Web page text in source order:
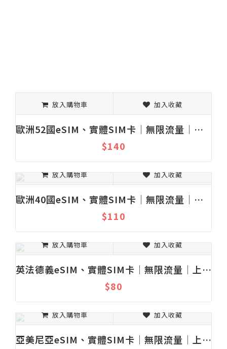
放入購物車 加入收藏
歐洲52國eSIM、實體SIM卡│無限流量│上網吃到飽│固定流量│1-30天
$140
放入購物車 加入收藏
歐洲40國eSIM、實體SIM卡│無限流量│上網吃到飽│固定流量│1-30天
$110
放入購物車 加入收藏
英法德義eSIM、實體SIM卡│無限流量│上網吃到飽│固定流量│1-30天
$80
放入購物車 加入收藏
亞美尼亞eSIM、實體SIM卡│無限流量│上網吃到飽│固定流量│1-30天